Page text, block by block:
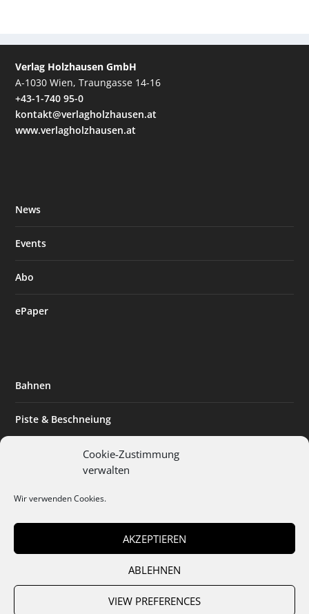
Cookie-Zustimmung
verwalten
Wir verwenden Cookies.
AKZEPTIEREN
ABLEHNEN
VIEW PREFERENCES
Verlag Holzhausen GmbH
A-1030 Wien, Traungasse 14-16
+43-1-740 95-0
kontakt@verlagholzhausen.at
www.verlagholzhausen.at
News
Events
Abo
ePaper
Bahnen
Piste & Beschneiung
Expertise & Technik
Mediadaten Cookies Datenschutz